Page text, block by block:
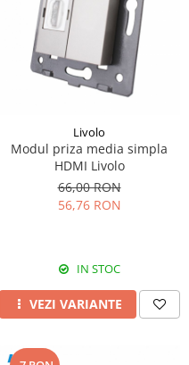
Livolo
Modul priza media simpla
HDMI Livolo
66,00 RON
56,76 RON
IN STOC
VEZI VARIANTE